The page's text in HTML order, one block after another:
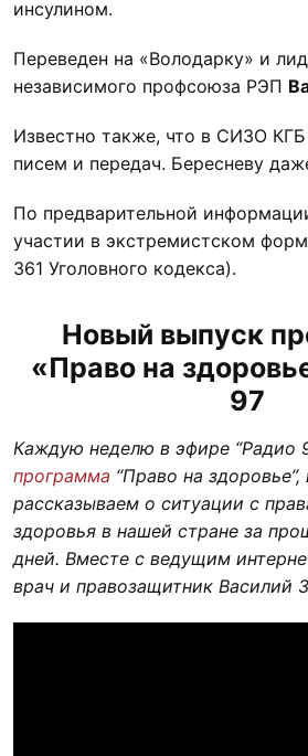
инсулином.
Переведен на «Володарку» и
независимого профсоюза РЭП
Известно также, что в СИЗО
писем и передач. Бересневу
По предварительной
участии в экстремистском
361 Уголовного кодекса).
Новый выпуск
«Право на
97
Каждую неделю в эфире “Радио
программа “Право на
рассказываем о ситуации с
здоровья в нашей стране за
дней. Вместе с ведущим
врач и правозащитник Василий